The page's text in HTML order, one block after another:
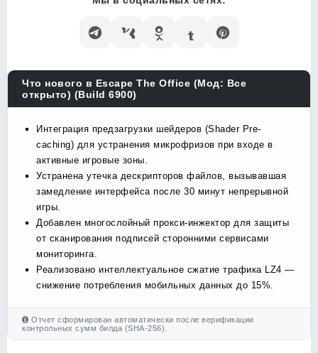
Что нового в Escape The Office (Мод: Все
открыто) (Build 6900)
Интеграция предзагрузки шейдеров (Shader Pre-
caching) для устранения микрофризов при входе в
активные игровые зоны.
Устранена утечка дескрипторов файлов, вызывавшая
замедление интерфейса после 30 минут непрерывной
игры.
Добавлен многослойный прокси-инжектор для защиты
от сканирования подписей сторонними сервисами
мониторинга.
Реализовано интеллектуальное сжатие трафика LZ4 —
снижение потребления мобильных данных до 15%.
Отчет сформирован автоматически после верификации
контрольных сумм билда (SHA-256).